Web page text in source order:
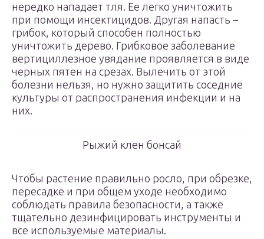
нередко нападает тля. Ее легко уничтожить
при помощи инсектицидов. Другая напасть –
грибок, который способен полностью
уничтожить дерево. Грибковое заболевание
вертициллезное увядание проявляется в виде
черных пятен на срезах. Вылечить от этой
болезни нельзя, но нужно защитить соседние
культуры от распространения инфекции и на
них.
Рыжий клен бонсай
Чтобы растение правильно росло, при обрезке,
пересадке и при общем уходе необходимо
соблюдать правила безопасности, а также
тщательно дезинфицировать инструменты и
все используемые материалы.